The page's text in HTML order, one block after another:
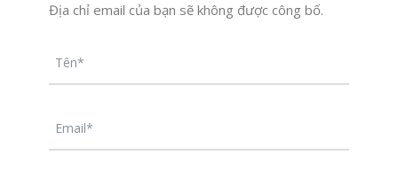
Địa chỉ email của bạn sẽ không được công bố.